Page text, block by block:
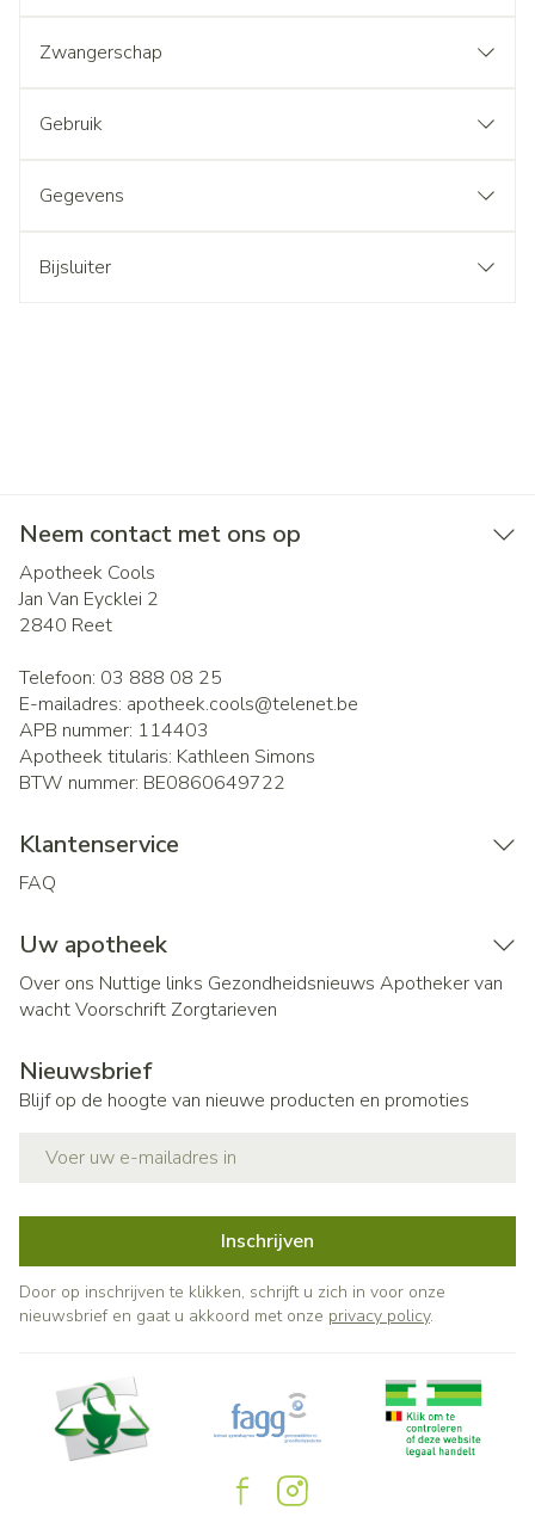
Zwangerschap
Gebruik
Gegevens
Bijsluiter
Neem contact met ons op
Apotheek Cools
Jan Van Eycklei 2
2840 Reet
Telefoon: 03 888 08 25
E-mailadres: apotheek.cools@telenet.be
APB nummer: 114403
Apotheek titularis: Kathleen Simons
BTW nummer: BE0860649722
Klantenservice
FAQ
Uw apotheek
Over ons Nuttige links Gezondheidsnieuws Apotheker van
wachtVoorschrift Zorgtarieven
Nieuwsbrief
Blijf op de hoogte van nieuwe producten en promoties
Inschrijven
Door op inschrijven te klikken, schrijft u zich in voor onze
nieuwsbrief en gaat u akkoord met onze privacy policy.